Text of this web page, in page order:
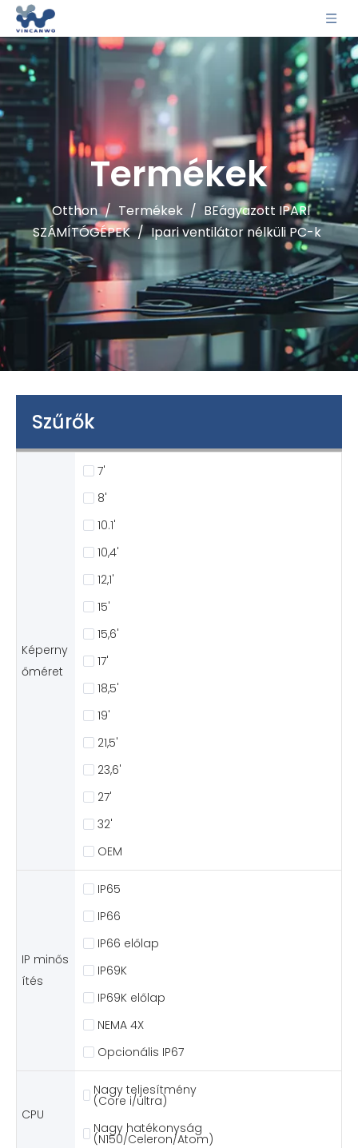
Termékek
Otthon / Termékek / BEágyazott IPARI
SZÁMÍTÓGÉPEK / Ipari ventilátor nélküli PC-k
Szűrők
Képerny
őméret
7'
8'
10.1'
10,4'
12,1'
15'
15,6'
17'
18,5'
19'
21,5'
23,6'
27'
32'
OEM
IP minős
ítés
IP65
IP66
IP66 előlap
IP69K
IP69K előlap
NEMA 4X
Opcionális IP67
CPU
Nagy teljesítmény
(Core i/ultra)
Nagy hatékonyság
(N150/Celeron/Atom)